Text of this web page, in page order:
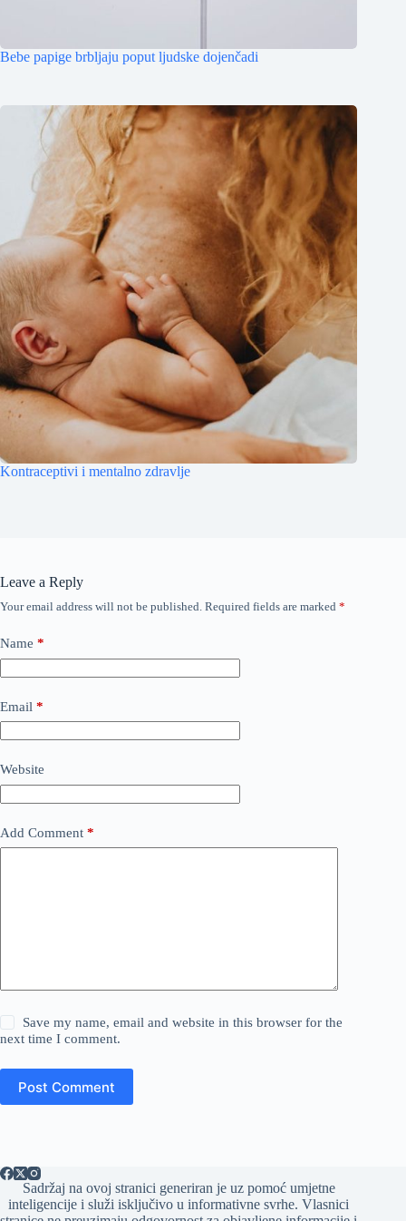
Bebe papige brbljaju poput ljudske dojenčadi
Kontraceptivi i mentalno zdravlje
Leave a Reply
Your email address will not be published. Required fields are marked *
Name *
Email *
Website
Add Comment *
Save my name, email and website in this browser for the
next time I comment.
Post Comment
Sadržaj na ovoj stranici generiran je uz pomoć umjetne
inteligencije i služi isključivo u informativne svrhe. Vlasnici